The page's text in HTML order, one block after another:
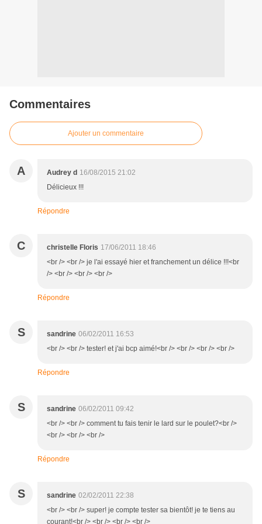
Commentaires
Ajouter un commentaire
A Audrey d 16/08/2015 21:02
Délicieux !!!
Répondre
C christelle Floris 17/06/2011 18:46
<br /> <br /> je l'ai essayé hier et franchement un délice !!!<br
/> <br /> <br /> <br />
Répondre
S sandrine 06/02/2011 16:53
<br /> <br /> tester! et j'ai bcp aimé!<br /> <br /> <br /> <br />
Répondre
S sandrine 06/02/2011 09:42
<br /> <br /> comment tu fais tenir le lard sur le poulet?<br />
<br /> <br /> <br />
Répondre
S sandrine 02/02/2011 22:38
<br /> <br /> super! je compte tester sa bientôt! je te tiens au
courant!<br /> <br /> <br /> <br />